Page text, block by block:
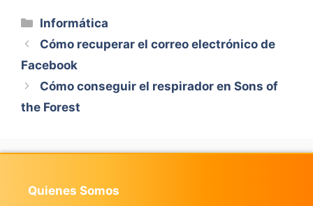
Categorías
Informática
Cómo recuperar el correo electrónico de
Facebook
Cómo conseguir el respirador en Sons of
the Forest
Quienes Somos